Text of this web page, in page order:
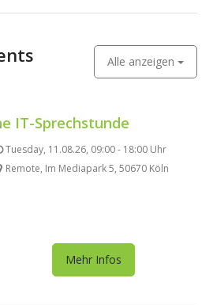
Alle anzeigen
IT-Sprechstunde
Tuesday, 11.08.26, 09:00 - 18:00 Uhr
Remote, Im Mediapark 5, 50670 Köln
Mehr Infos